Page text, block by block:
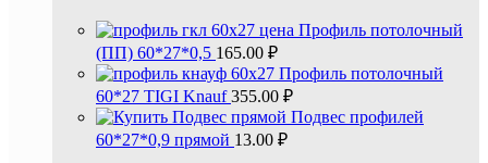
Профиль потолочный
(ПП) 60*27*0,5 165.00 ₽
Профиль потолочный
60*27 TIGI Knauf355.00 ₽
Подвес профилей
60*27*0,9 прямой 13.00 ₽